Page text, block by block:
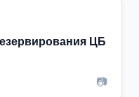
ЦБ
📷